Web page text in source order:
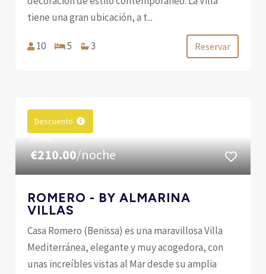
tiene una gran ubicación, a t...
10 5 3 Reservar
Descuento
€210.00/noche
ROMERO - BY ALMARINA
VILLAS
Casa Romero (Benissa) es una maravillosa Villa
Mediterránea, elegante y muy acogedora, con
unas increíbles vistas al Mar desde su amplia